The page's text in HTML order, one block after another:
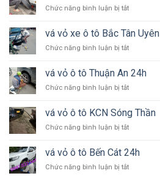
Chức năng bình luận bị tắtở
vỏ
xe
ô
KCN
vá vỏ xe ô tô Bắc Tân Uyên
Chức năng bình luận bị tắtở
vỏ
xe
ô
Bắc
Tân
Uyên
vá vỏ ô tô Thuận An 24h
Chức năng bình luận bị tắtở
ô
tô
An
vá vỏ ô tô KCN Sóng Thần
Chức năng bình luận bị tắtở
vỏ
ô
tô
vá vỏ ô tô Bến Cát 24h
Chức năng bình luận bị tắtở